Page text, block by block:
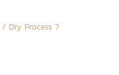
/ Dry Process ?